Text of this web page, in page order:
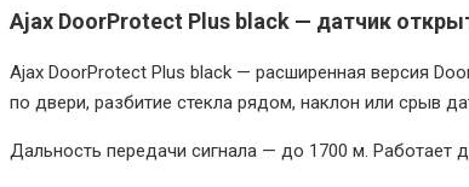
Ajax DoorProtect Plus black — датчик
Ajax DoorProtect Plus black — расширенная версия
по двери, разбитие стекла рядом, наклон или срыв
Дальность передачи сигнала — до 1700 м. Работает